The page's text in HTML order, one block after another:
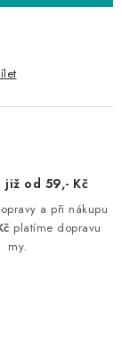
již od 59,- Kč
a při nákupu
platíme dopravu
my.